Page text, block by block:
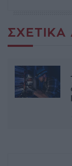
ΣΧΕΤΙΚΆ